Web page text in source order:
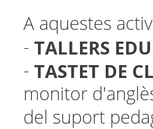
A aquestes
- TALLERS
​- TASTET DE
monitor
del suport